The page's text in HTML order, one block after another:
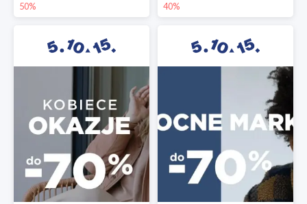
50% 40%